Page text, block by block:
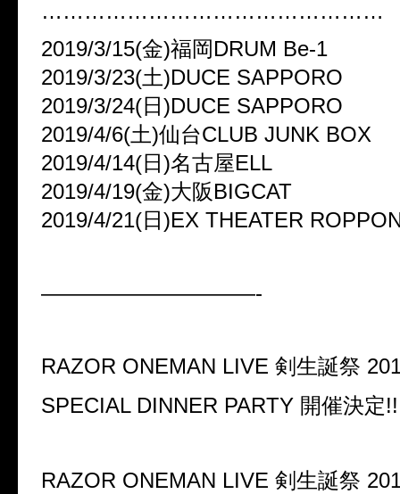
…………………………………………
2019/3/15(金)福岡DRUM Be-1
2019/3/23(土)DUCE SAPPORO
2019/3/24(日)DUCE SAPPORO
2019/4/6(土)仙台CLUB JUNK BOX
2019/4/14(日)名古屋ELL
2019/4/19(金)大阪BIGCAT
2019/4/21(日)EX THEATER
——————————-
RAZOR ONEMAN LIVE 剣生誕祭
SPECIAL DINNER PARTY 開催決定!!
RAZOR ONEMAN LIVE 剣生誕祭